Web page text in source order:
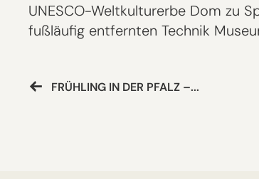
UNESCO-Weltkulturerbe Dom zu
fußläufig entfernten Technik
FRÜHLING IN DER PFALZ –...